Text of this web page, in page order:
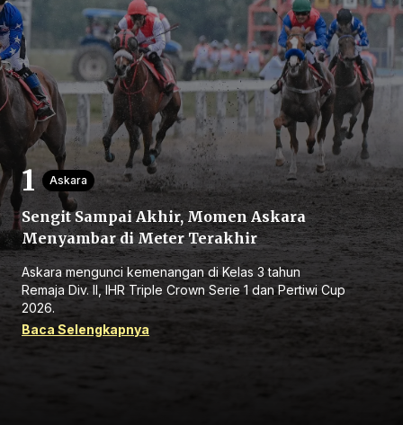
Bagikan
Sebelumnya
Askara
Sengit Sampai Akhir, Momen Askara
Menyambar di Meter Terakhir
Askara mengunci kemenangan di Kelas 3 tahun
Remaja Div. II, IHR Triple Crown Serie 1 dan Pertiwi Cup
2026.
Baca Selengkapnya